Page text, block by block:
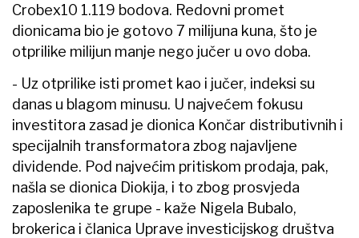
Crobex10 1.119 bodova. Redovni promet
dionicama bio je gotovo 7 milijuna kuna, što je
otprilike milijun manje nego jučer u ovo doba.
- Uz otprilike isti promet kao i jučer, indeksi su
danas u blagom minusu. U najvećem fokusu
investitora zasad je dionica Končar distributivnih i
specijalnih transformatora zbog najavljene
dividende. Pod najvećim pritiskom prodaja, pak,
našla se dionica Diokija, i to zbog prosvjeda
zaposlenika te grupe - kaže Nigela Bubalo,
brokerica i članica Uprave investicijskog društva